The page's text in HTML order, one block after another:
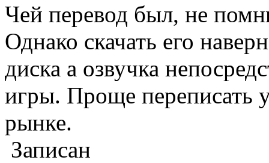
Чей перевод был, не
Однако скачать его
диска а озвучка
игры. Проще переписать
рынке.
Записан